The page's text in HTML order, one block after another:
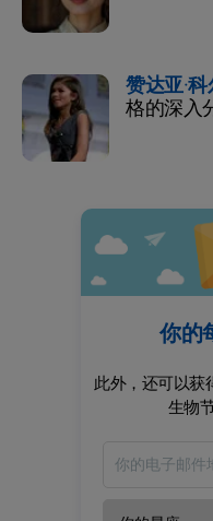
赞达亚·
格的深入
你的
此外，还可以获
生物